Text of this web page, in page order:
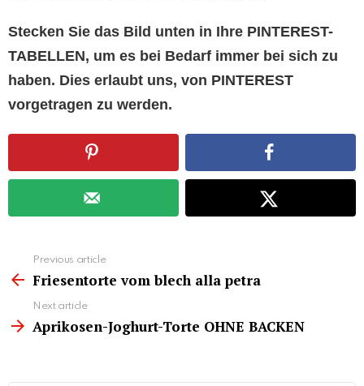
Stecken Sie das Bild unten in Ihre PINTEREST-
TABELLEN, um es bei Bedarf immer bei sich zu
haben. Dies erlaubt uns, von PINTEREST
vorgetragen zu werden.
more
Previous article
Friesentorte vom blech alla petra
Next article
Aprikosen-Joghurt-Torte OHNE BACKEN